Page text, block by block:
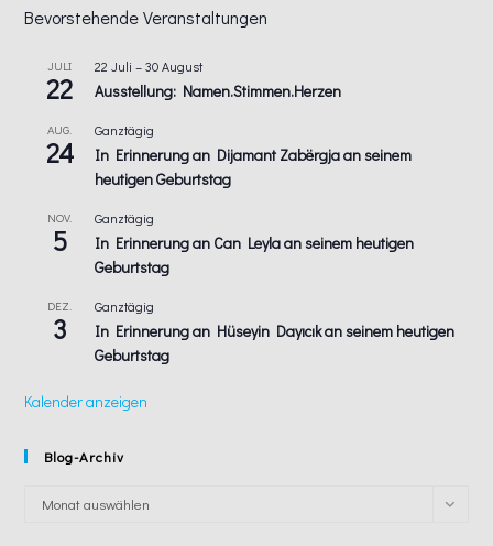
Bevorstehende Veranstaltungen
JULI
22
22 Juli –30 August
Ausstellung: Namen.Stimmen.Herzen
AUG.
24
Ganztägig
In Erinnerung an Dijamant Zabërgja an seinem
heutigen Geburtstag
NOV.
5
Ganztägig
In Erinnerung an Can Leyla an seinem heutigen
Geburtstag
DEZ.
3
Ganztägig
In Erinnerung an Hüseyin Dayıcık an seinem heutigen
Geburtstag
Kalender anzeigen
Blog-Archiv
Blog-
Monat auswählen